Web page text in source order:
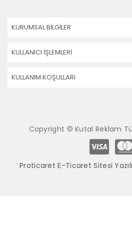
KURUMSAL BİLGİLER
KULLANICI İŞLEMLERİ
KULLANIM KOŞULLARI
Copyright © Kutal Reklam
Proticaret E-Ticaret Sitesi